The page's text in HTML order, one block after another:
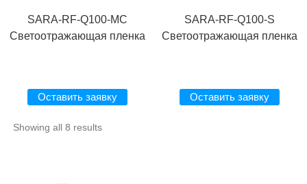
SARA-RF-Q100-MC
Светоотражающая пленка
Оставить заявку
SARA-RF-Q100-S
Светоотражающая пленка
Оставить заявку
Showing all 8 results